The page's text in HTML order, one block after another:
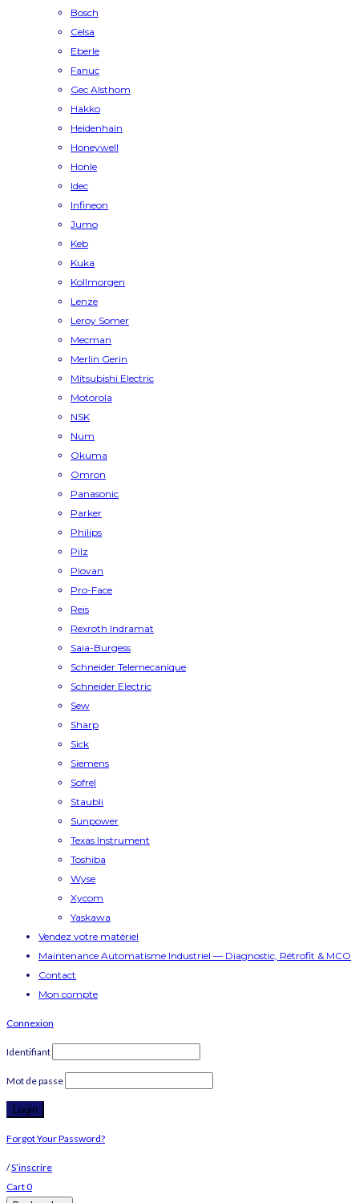
Bosch
Celsa
Eberle
Fanuc
Gec Alsthom
Hakko
Heidenhain
Honeywell
Honle
Idec
Infineon
Jumo
Keb
Kuka
Kollmorgen
Lenze
Leroy Somer
Mecman
Merlin Gerin
Mitsubishi Electric
Motorola
NSK
Num
Okuma
Omron
Panasonic
Parker
Philips
Pilz
Piovan
Pro-Face
Reis
Rexroth Indramat
Saia-Burgess
Schneider Telemecanique
Schneider Electric
Sew
Sharp
Sick
Siemens
Sofrel
Staubli
Sunpower
Texas Instrument
Toshiba
Wyse
Xycom
Yaskawa
Vendez votre matériel
Maintenance Automatisme Industriel — Diagnostic, Rétrofit & MCO
Contact
Mon compte
Connexion
Identifiant
Mot de passe
Forgot Your Password?
/S’inscrire
Cart0